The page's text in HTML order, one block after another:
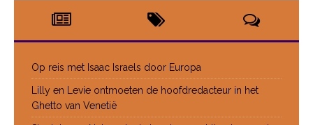
Op reis met Isaac Israels door Europa
Lilly en Levie ontmoeten de hoofdredacteur in het
Ghetto van Venetië